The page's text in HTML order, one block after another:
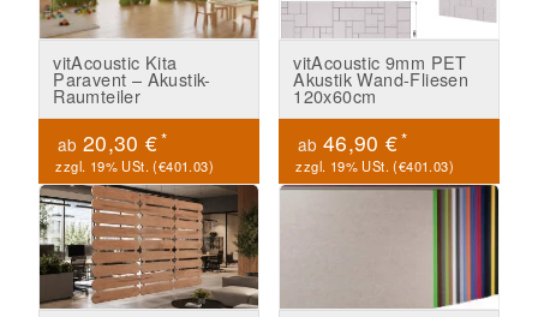
vitAcoustic Kita
Paravent – Akustik-
Raumteiler
ab 20,30 €*
zzgl. 19% USt. (€401.03)
vitAcoustic 9mm PET
Akustik Wand-Fliesen
120x60cm
ab 46,90 €*
zzgl. 19% USt. (€401.03)